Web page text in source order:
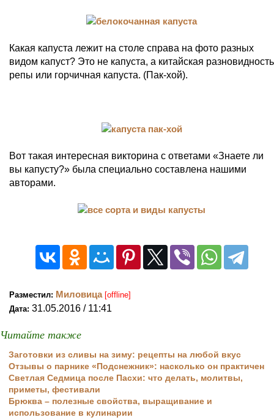
Какая капуста лежит на столе справа на фото разных
видом капуст? Это не капуста, а китайская разновидность
репы или горчичная капуста. (Пак-хой).
Вот такая интересная викторина с ответами «Знаете ли
вы капусту?» была специально составлена нашими
авторами.
Разместил: Миловица [offline]
Дата: 31.05.2016 / 11:41
Читайте также
Заготовки из сливы на зиму: рецепты на любой вкус
Отзывы о парнике «Подснежник»: насколько он практичен
Светлая Седмица после Пасхи: что делать, молитвы,
приметы, фестивали
Брюква – полезные свойства, выращивание и
использование в кулинарии